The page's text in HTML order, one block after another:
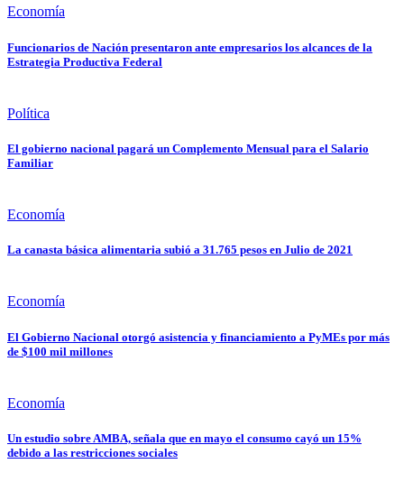
Economía
Funcionarios de Nación presentaron ante empresarios los alcances de la
Estrategia Productiva Federal
Política
El gobierno nacional pagará un Complemento Mensual para el Salario
Familiar
Economía
La canasta básica alimentaria subió a 31.765 pesos en Julio de 2021
Economía
El Gobierno Nacional otorgó asistencia y financiamiento a PyMEs por más
de $100 mil millones
Economía
Un estudio sobre AMBA, señala que en mayo el consumo cayó un 15%
debido a las restricciones sociales